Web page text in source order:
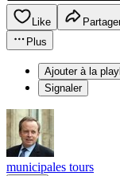
Like
Plus
Ajouter à la
Signaler
municipales tours